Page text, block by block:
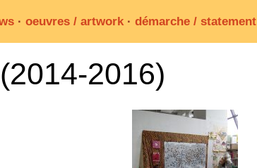
· oeuvres / artwork· démarche / statement
2016)